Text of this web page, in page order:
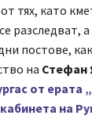
тях, като
разследват,
постове,
на Стефан
от ерата
на